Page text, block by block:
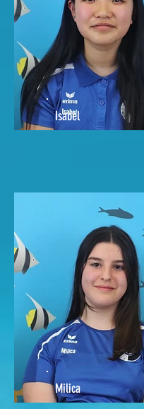
Isabel
Milica